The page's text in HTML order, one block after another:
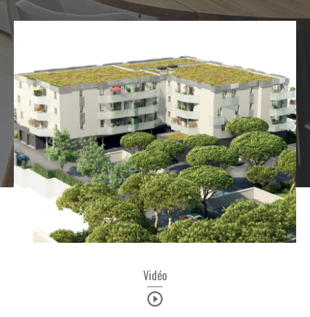
Vidéo
Type
Ville
Budget
Budget
Surface
Surface
Pièces